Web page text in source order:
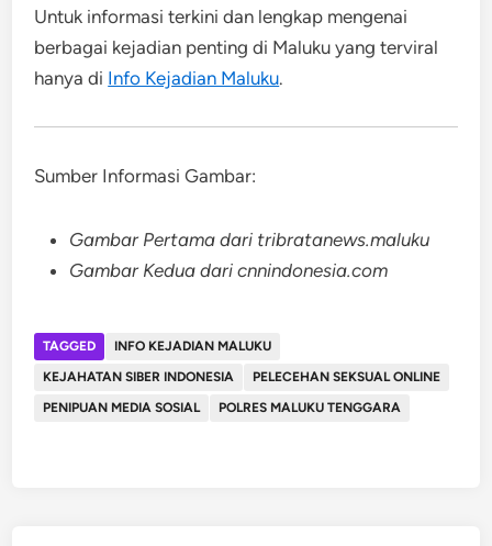
Untuk informasi terkini dan lengkap mengenai
berbagai kejadian penting di Maluku yang terviral
hanya di Info Kejadian Maluku.
Sumber Informasi Gambar:
Gambar Pertama dari tribratanews.maluku
Gambar Kedua dari cnnindonesia.com
TAGGED
INFO KEJADIAN MALUKU
KEJAHATAN SIBER INDONESIA
PELECEHAN SEKSUAL ONLINE
PENIPUAN MEDIA SOSIAL
POLRES MALUKU TENGGARA